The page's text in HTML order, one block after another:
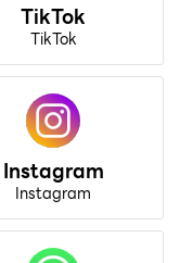
TikTok
TikTok
Instagram
Instagram